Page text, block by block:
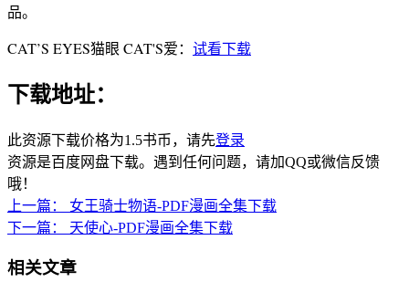
品。
CAT’S EYES猫眼 CAT'S爱： 试看下载
下载地址：
此资源下载价格为1.5书币，请先登录
资源是百度网盘下载。遇到任何问题，请加QQ或微信反馈
哦！
上一篇：
女王骑士物语-PDF漫画全集下载
下一篇：
天使心-PDF漫画全集下载
相关文章